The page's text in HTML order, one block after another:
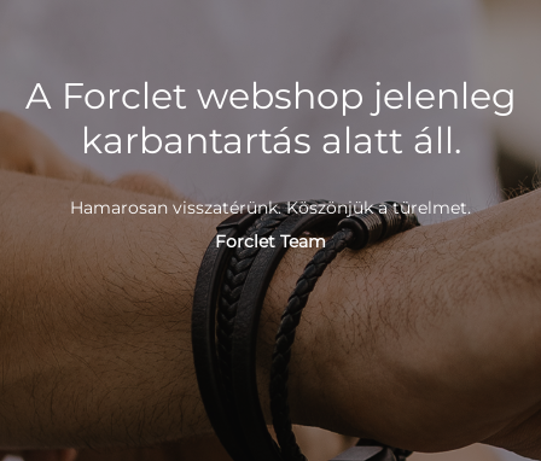
A Forclet webshop jelenleg
karbantartás alatt áll.
Hamarosan visszatérünk. Köszönjük a türelmet.
Forclet Team